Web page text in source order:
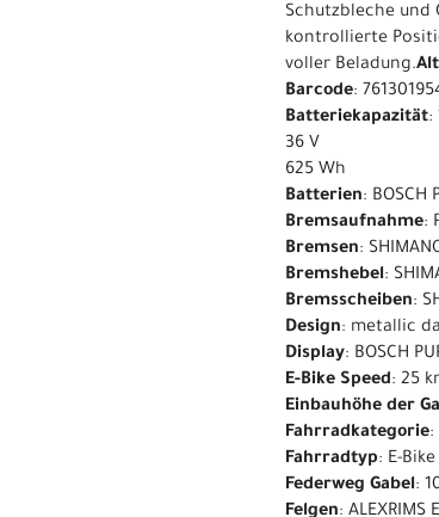
Schutzbleche und
kontrollierte
voller Beladung.
Barcode:
Batteriekapazität:
36 V
625 Wh
Batterien: BOSCH
Bremsaufnahme:
Bremsen:
Bremshebel:
Bremsscheiben:
Design: metallic
Display: BOSCH
E-Bike Speed: 25
Einbauhöhe der
Fahrradkategorie:
Fahrradtyp: E-Bike
Federweg Gabel:
Felgen: ALEXRIMS